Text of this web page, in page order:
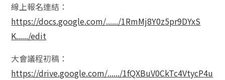
線上報名連結：
https://docs.google.com/....../1RmMj8Y0z5pr9DYxS
K....../edit
大會議程初稿：
https://drive.google.com/....../1fQXBuV0CkTc4VtycP4u